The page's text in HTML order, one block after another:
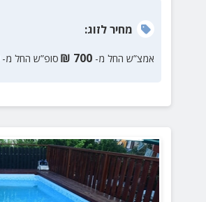
מחירלזוג:
אמצ”ש החל מ- 700
₪ סופ”ש החל מ-